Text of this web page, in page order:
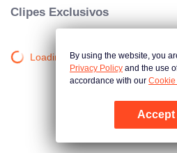
Abra o
Clipes Exclusivos
Loading…By using the website, you
Privacy Policy and the use
accordance with our Cookie
Accept